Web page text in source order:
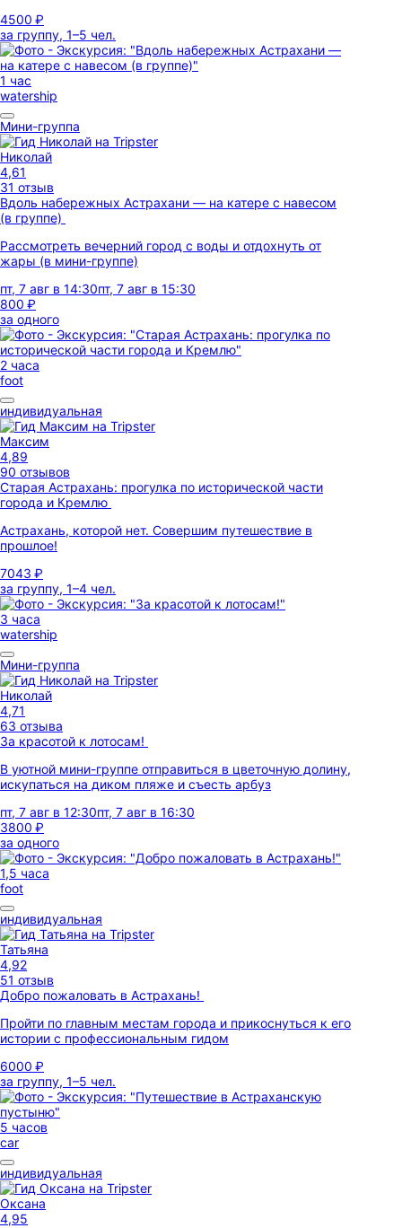
4500 ₽
за группу, 1–5 чел.
1 час
watership
Мини-группа
Николай
4,61
31 отзыв
Вдоль набережных Астрахани — на катере с навесом
(в группе)
Рассмотреть вечерний город с воды и отдохнуть от
жары (в мини-группе)
пт, 7 авг в 14:30пт, 7 авг в 15:30
800 ₽
за одного
2 часа
foot
индивидуальная
Максим
4,89
90 отзывов
Старая Астрахань: прогулка по исторической части
города и Кремлю
Астрахань, которой нет. Совершим путешествие в
прошлое!
7043 ₽
за группу, 1–4 чел.
3 часа
watership
Мини-группа
Николай
4,71
63 отзыва
За красотой к лотосам!
В уютной мини-группе отправиться в цветочную долину,
искупаться на диком пляже и съесть арбуз
пт, 7 авг в 12:30пт, 7 авг в 16:30
3800 ₽
за одного
1,5 часа
foot
индивидуальная
Татьяна
4,92
51 отзыв
Добро пожаловать в Астрахань!
Пройти по главным местам города и прикоснуться к его
истории с профессиональным гидом
6000 ₽
за группу, 1–5 чел.
5 часов
car
индивидуальная
Оксана
4,95